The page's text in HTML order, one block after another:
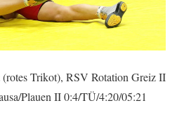
Trikot), RSV Rotation Greiz II
Plauen II 0:4/TÜ/4:20/05:21